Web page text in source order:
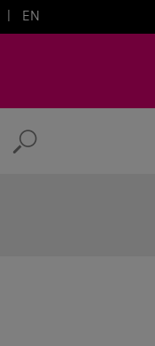
EN
Suchen